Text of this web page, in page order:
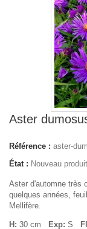
Aster
Référence : aster-
État : Nouveau produit
Aster d'automne très
quelques années,
Mellifère.
H: 30 cm Exp: S